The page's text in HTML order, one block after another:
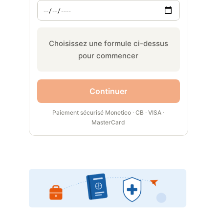
Choisissez une formule ci-dessus
pour commencer
Continuer
Paiement sécurisé Monetico · CB · VISA ·
MasterCard